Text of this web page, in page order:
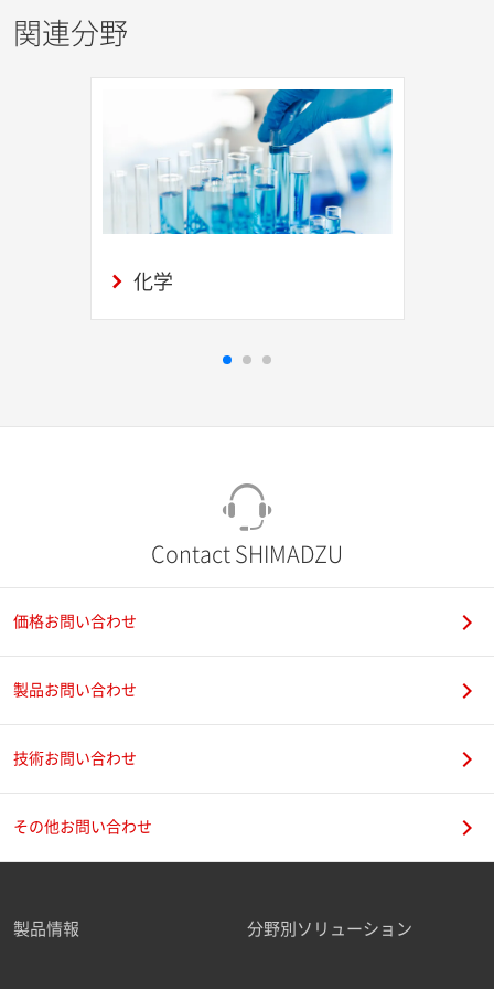
関連分野
化学
Contact SHIMADZU
価格お問い合わせ
製品お問い合わせ
技術お問い合わせ
その他お問い合わせ
製品情報 分野別ソリューション